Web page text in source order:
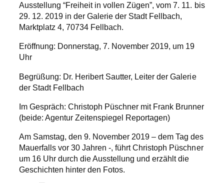
Ausstellung “Freiheit in vollen Zügen”, vom 7. 11. bis
29. 12. 2019 in der Galerie der Stadt Fellbach,
Marktplatz 4, 70734 Fellbach.
Eröffnung: Donnerstag, 7. November 2019, um 19
Uhr
Begrüßung: Dr. Heribert Sautter, Leiter der Galerie
der Stadt Fellbach
Im Gespräch: Christoph Püschner mit Frank Brunner
(beide: Agentur Zeitenspiegel Reportagen)
Am Samstag, den 9. November 2019 – dem Tag des
Mauerfalls vor 30 Jahren -, führt Christoph Püschner
um 16 Uhr durch die Ausstellung und erzählt die
Geschichten hinter den Fotos.